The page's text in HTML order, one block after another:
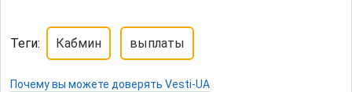
Теги: Кабмин выплаты
Почему вы можете доверять Vesti-UA